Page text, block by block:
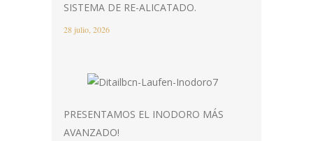
SISTEMA DE RE-ALICATADO.
28 julio, 2026
PRESENTAMOS EL INODORO MÁS
AVANZADO!